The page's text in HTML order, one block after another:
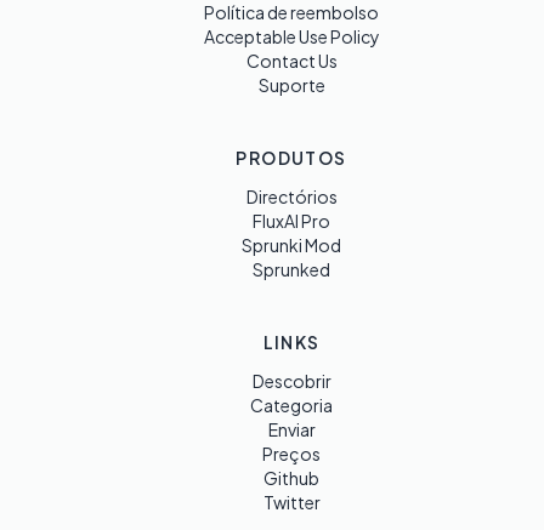
Política de reembolso
Acceptable Use Policy
Contact Us
Suporte
PRODUTOS
Directórios
FluxAI Pro
Sprunki Mod
Sprunked
LINKS
Descobrir
Categoria
Enviar
Preços
Github
Twitter